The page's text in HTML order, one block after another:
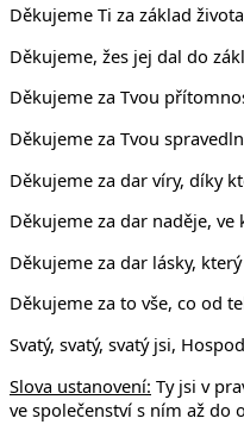
Děkujeme Ti za základ
Děkujeme, žes jej dal do
Děkujeme za Tvou
Děkujeme za Tvou
Děkujeme za dar víry, díky
Děkujeme za dar naděje,
Děkujeme za dar lásky,
Děkujeme za to vše, co od
Svatý, svatý, svatý jsi,
Slova ustanovení: Ty jsi v
ve společenství s ním až do